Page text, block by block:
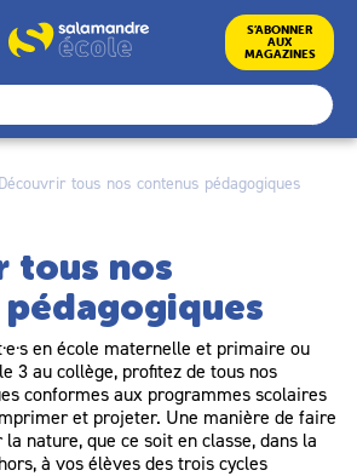
École S’ABONNER
AUX
MAGAZINES
Découvrir tous nos contenus pédagogiques
tous nos
en école maternelle et primaire ou
3 au collège, profitez de tous nos
conformes aux programmes scolaires
et projeter. Une manière de faire
nature, que ce soit en classe, dans la
à vos élèves des trois cycles